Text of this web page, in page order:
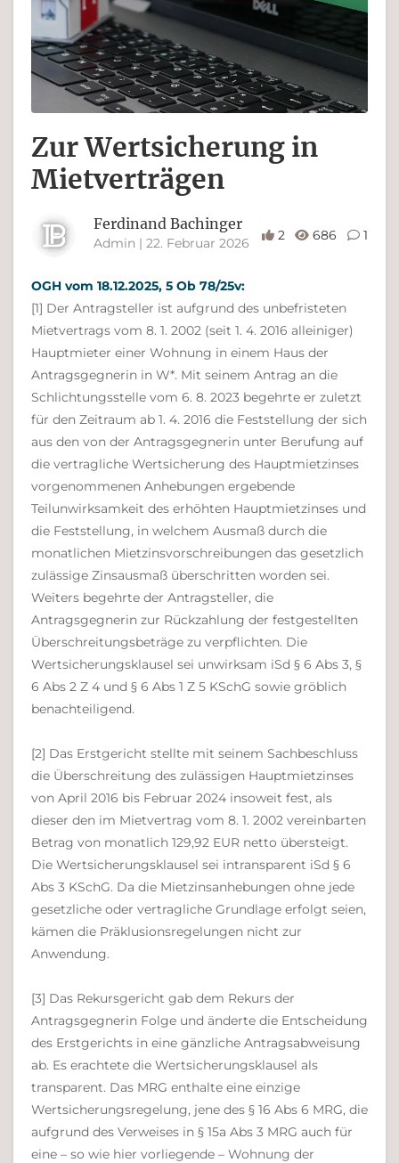
Zur Wertsicherung in
Mietverträgen
Ferdinand Bachinger
Admin | 22. Februar 2026
2 686 1
OGH vom 18.12.2025, 5 Ob 78/25v:
[1] Der Antragsteller ist aufgrund des unbefristeten
Mietvertrags vom 8. 1. 2002 (seit 1. 4. 2016 alleiniger)
Hauptmieter einer Wohnung in einem Haus der
Antragsgegnerin in W*. Mit seinem Antrag an die
Schlichtungsstelle vom 6. 8. 2023 begehrte er zuletzt
für den Zeitraum ab 1. 4. 2016 die Feststellung der sich
aus den von der Antragsgegnerin unter Berufung auf
die vertragliche Wertsicherung des Hauptmietzinses
vorgenommenen Anhebungen ergebende
Teilunwirksamkeit des erhöhten Hauptmietzinses und
die Feststellung, in welchem Ausmaß durch die
monatlichen Mietzinsvorschreibungen das gesetzlich
zulässige Zinsausmaß überschritten worden sei.
Weiters begehrte der Antragsteller, die
Antragsgegnerin zur Rückzahlung der festgestellten
Überschreitungsbeträge zu verpflichten. Die
Wertsicherungsklausel sei unwirksam iSd § 6 Abs 3, §
6 Abs 2 Z 4 und § 6 Abs 1 Z 5 KSchG sowie gröblich
benachteiligend.
[2] Das Erstgericht stellte mit seinem Sachbeschluss
die Überschreitung des zulässigen Hauptmietzinses
von April 2016 bis Februar 2024 insoweit fest, als
dieser den im Mietvertrag vom 8. 1. 2002 vereinbarten
Betrag von monatlich 129,92 EUR netto übersteigt.
Die Wertsicherungsklausel sei intransparent iSd § 6
Abs 3 KSchG. Da die Mietzinsanhebungen ohne jede
gesetzliche oder vertragliche Grundlage erfolgt seien,
kämen die Präklusionsregelungen nicht zur
Anwendung.
[3] Das Rekursgericht gab dem Rekurs der
Antragsgegnerin Folge und änderte die Entscheidung
des Erstgerichts in eine gänzliche Antragsabweisung
ab. Es erachtete die Wertsicherungsklausel als
transparent. Das MRG enthalte eine einzige
Wertsicherungsregelung, jene des § 16 Abs 6 MRG, die
aufgrund des Verweises in § 15a Abs 3 MRG auch für
eine – so wie hier vorliegende – Wohnung der